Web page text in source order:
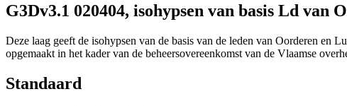
G3Dv3.1 020404, isohypsen van basis Ld
Deze laag geeft de isohypsen van de basis van de leden van Oorderen en
opgemaakt in het kader van de beheersovereenkomst van de Vlaamse
Standaard